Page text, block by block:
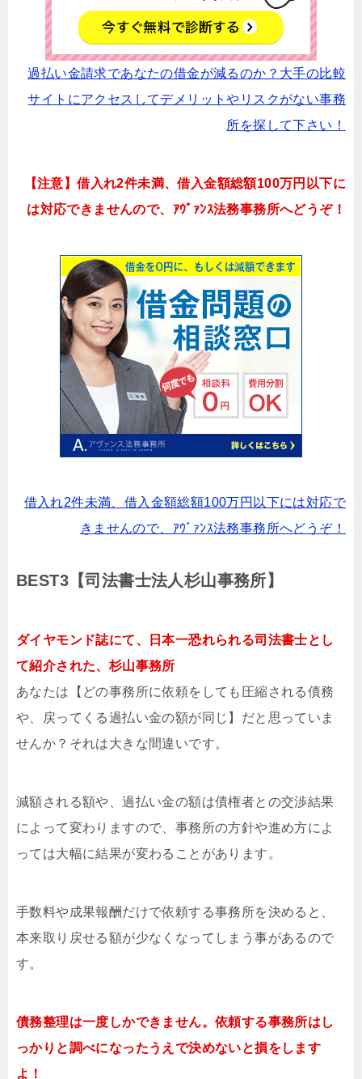
過払い金請求であなたの借金が減るのか？大手の比較
サイトにアクセスしてデメリットやリスクがない事務
所を探して下さい！
【注意】借入れ2件未満、借入金額総額100万円以下に
は対応できませんので、ｱｳﾞｧﾝｽ法務事務所へどうぞ！
借入れ2件未満、借入金額総額100万円以下には対応で
きませんので、ｱｳﾞｧﾝｽ法務事務所へどうぞ！
BEST3【司法書士法人杉山事務所】
ダイヤモンド誌にて、日本一恐れられる司法書士とし
て紹介された、杉山事務所
あなたは【どの事務所に依頼をしても圧縮される債務
や、戻ってくる過払い金の額が同じ】だと思っていま
せんか？それは大きな間違いです。
減額される額や、過払い金の額は債権者との交渉結果
によって変わりますので、事務所の方針や進め方によ
っては大幅に結果が変わることがあります。
手数料や成果報酬だけで依頼する事務所を決めると、
本来取り戻せる額が少なくなってしまう事があるので
す。
債務整理は一度しかできません。依頼する事務所はし
っかりと調べになったうえで決めないと損をします
よ！